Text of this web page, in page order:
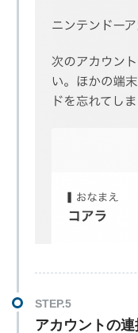
アカウントの